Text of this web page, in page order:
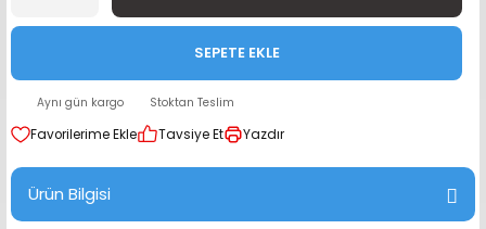
Hoparlör Takımları
Hoparlör Takımları
SEPETE EKLE
Aynı gün kargo Stoktan Teslim
Tavsiye Et Yazdır
Ürün Bilgisi